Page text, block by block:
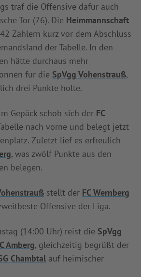
traf die Offensive dafür auch
Tor (76). Die Heimmannschaft
Zählern kurz vor dem Abschluss
der Tabelle. In den
hätte durchaus mehr
für die SpVgg Vohenstrauß,
drei Punkte holte.
Gepäck schob sich der FC
nach vorne und belegt jetzt
Zuletzt lief es erfreulich
, was zwölf Punkte aus den
belegen.
stellt der FC Wernberg
Offensive der Liga.
(14:00 Uhr) reist die SpVgg
Amberg, gleichzeitig begrüßt der
Chambtal auf heimischer